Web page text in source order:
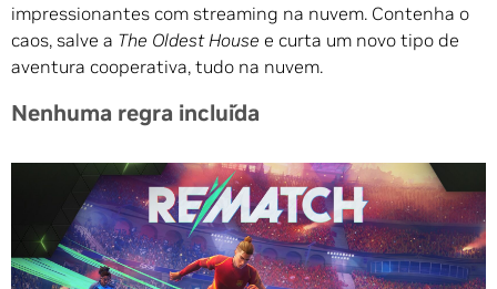
impressionantes com streaming na nuvem. Contenha o
caos, salve a The Oldest House e curta um novo tipo de
aventura cooperativa, tudo na nuvem.
Nenhuma regra incluída